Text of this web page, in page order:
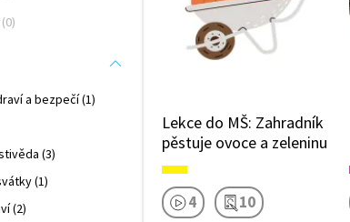
a bezpečí (1)
(3)
(1)
(2)
Lekce do MŠ: Zahradník
pěstuje ovoce a zeleninu
4 10